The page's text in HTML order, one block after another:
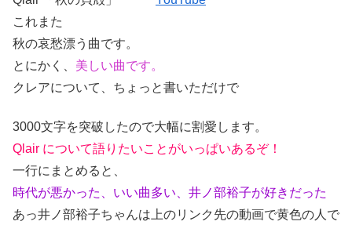
これまた
秋の哀愁漂う曲です。
とにかく、 美しい曲です。
クレアについて、ちょっと書いただけで
3000文字を突破したので大幅に割愛します。
Qlair について語りたいことがいっぱいあるぞ！
一行にまとめると、
時代が悪かった、いい曲多い、井ノ部裕子が好きだった
あっ井ノ部裕子ちゃんは上のリンク先の動画で黄色の人で